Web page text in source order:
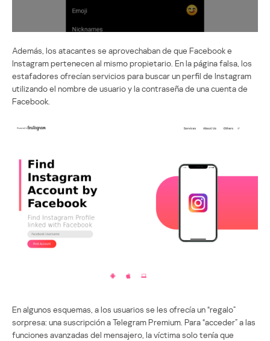
Además, los atacantes se aprovechaban de que Facebook e
Instagram pertenecen al mismo propietario. En la página falsa, los
estafadores ofrecían servicios para buscar un perfil de Instagram
utilizando el nombre de usuario y la contraseña de una cuenta de
Facebook.
En algunos esquemas, a los usuarios se les ofrecía un “regalo”
sorpresa: una suscripción a Telegram Premium. Para “acceder” a las
funciones avanzadas del mensajero, la víctima solo tenía que